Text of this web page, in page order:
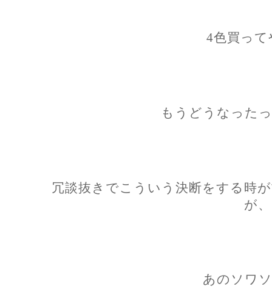
4色買って
もうどうなった
冗談抜きでこういう決断をする時
が、
あのソワ